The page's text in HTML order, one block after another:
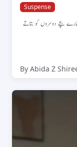
Suspense
بچے دوسروں کو بتاتے
By Abida Z